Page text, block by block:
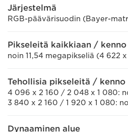
Järjestelmä
RGB-päävärisuodin (Bayer-
Pikseleitä kaikkiaan / kenno
noin 11,54 megapikseliä (4 622
Tehollisia pikseleitä / kenno
4 096 x 2 160 / 2 048 x 1 080:
3 840 x 2 160 / 1 920 x 1 080:
Dynaaminen alue